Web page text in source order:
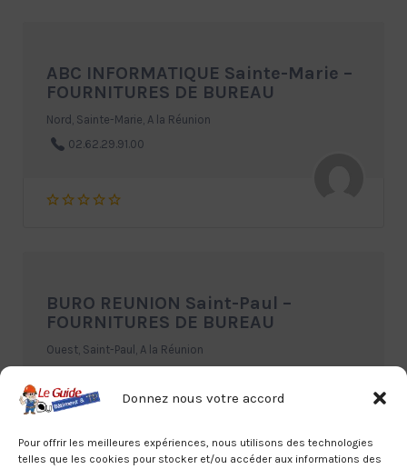
Donnez nous votre accord
Pour offrir les meilleures expériences, nous utilisons des technologies
telles que les cookies pour stocker et/ou accéder aux informations des
ABC INFORMATIQUE Sainte-Marie –
FOURNITURES DE BUREAU
Nord, Sainte-Marie, A la Réunion
02.62.29.91.00
BURO REUNION Saint-Paul –
FOURNITURES DE BUREAU
Ouest, Saint-Paul, A la Réunion